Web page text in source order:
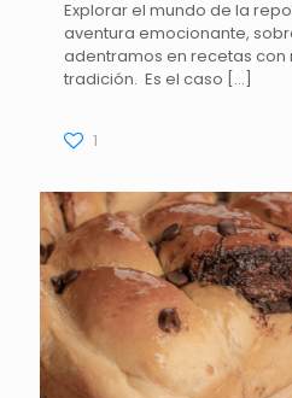
Explorar el mundo de la
aventura emocionante,
adentramos en recetas con
tradición. Es el caso […]
1